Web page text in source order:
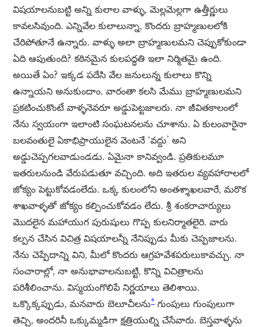
విషయాలనుబట్టి అన్ని కులాల వాళ్ళు, మెల్లమెల్లగా ఉత్తీర్ణులు
కావలసివుంది. ఎన్నివేల కులాలున్నా, కొందరు బ్రాహ్మణులలోకి
చేరిపోతూనే ఉన్నారు. వాళ్ళు అలా బ్రాహ్మణులమని చెప్పుకోకుండా
ఏది ఆపుతుంది? కఠినమైన కులపద్ధతి ఇలా నిర్మితమై ఉంది.
అయితే ఏం? ఇక్కడ పదేసి వేల జనులున్న కులాలు కొన్ని
ఉన్నాయని అనుకుందాం. వారంతా కలసి మేము బ్రాహ్మణులమని
ప్రకటించుకొంటే వాళ్ళనెవరూ అడ్డుపెట్టజాలరు. నా జీవితకాలంలో
నేను స్వయంగా ఇలాంటి సంఘటనలను చూశాను. ఏ కులంవారైనా
బలవంతులై ఏకాభిప్రాయులైన వెంటనే ‘వద్దు’ అని
అడ్డుచెప్పగలవాడుండడు. ఏమైనా కానివ్వండి. ప్రతికులమూ
ఇతరులనుండి వేరుపడుతూ వచ్చింది. అది ఇతరుల వ్యవహారాలలో
జోక్యం పెట్టుకోవడంలేదు. ఒక్క కులంలోని అంతశ్శాఖలవారే, మరొక
శాఖవాళ్ళతో జోక్యం కల్పించుకోవడం లేదు. శ్రీ శంకరాచార్యులు
మొదలైన మహాయుగ పురుషులు గొప్ప కులనిర్మాతలైరి. వారు
కల్పన చేసిన విచిత్ర విషయాలన్నీ నేనిప్పుడు మీకు చెప్పజాలను.
నేను చెప్పేదాన్ని విని, మీలో కొందరు ఆగ్రహవేశపరులుకావచ్చు. నా
సంచారాల్లో, నా అనుభావాలనుబట్టి, కొన్ని విచిత్రాలను
పరిశీలించాను. విస్మయంగొలిపే నిర్ణయాలు తెలిశాయి.
ఒక్కొక్కప్పుడు, మనవారు బెలూచీలను*గుంపులు గుంపులుగా
తెచ్చి, అందరినీ ఒక్కుమ్మడిగా క్షత్రియుల్ని చేసేవారు. బెస్తవాళ్ళను